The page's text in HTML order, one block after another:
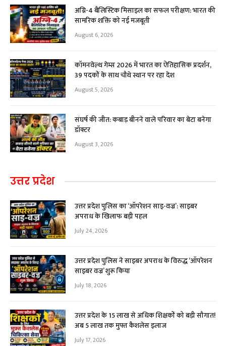
अग्नि-4 बैलिस्टिक मिसाइल का सफल परीक्षण: भारत की
सामरिक शक्ति को नई मजबूती
August 6, 2026
कॉमनवेल्थ गेम्स 2026 में भारत का ऐतिहासिक प्रदर्शन,
39 पदकों के साथ चौथे स्थान पर रहा देश
August 5, 2026
संघर्ष की जीत: कबाड़ बीनने वाले परिवार का बेटा बनेगा
डॉक्टर
August 3, 2026
उत्तर प्रदेश
उत्तर प्रदेश पुलिस का ‘ऑपरेशन साइ-वज्र’: साइबर
अपराध के खिलाफ बड़ी पहल
July 24, 2026
उत्तर प्रदेश पुलिस ने साइबर अपराध के विरुद्ध ‘ऑपरेशन
साइबर वज्र’ शुरू किया
July 18, 2026
उत्तर प्रदेश के 15 लाख से अधिक शिक्षकों को बड़ी सौगात!
अब ₹5 लाख तक मुफ्त कैशलेस इलाज
July 17, 2026